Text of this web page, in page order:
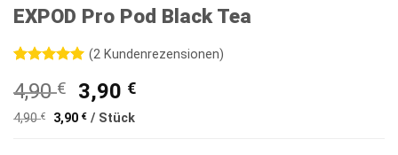
EXPOD Pro Pod Black Tea
mit5von
5, basierend
auf
(2Kundenrezensionen)
4,90€
Ursprünglicher
Preis
3,90 €Aktueller
4,90€ 3,90€ / Stück